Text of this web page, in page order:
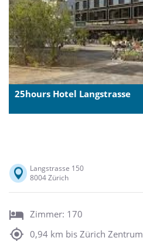
25hours Hotel Langstrasse
Langstrasse 150
8004 Zürich
Zimmer: 170
0,94 km bis Zürich Zentrum